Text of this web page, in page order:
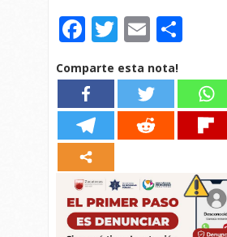
Facebook
Twitter
Email
Comparte esta nota!